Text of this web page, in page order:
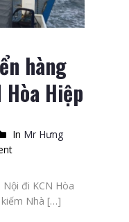
hàng
Hiệp
In Mr Hưng
đi KCN Hòa
Nhà […]